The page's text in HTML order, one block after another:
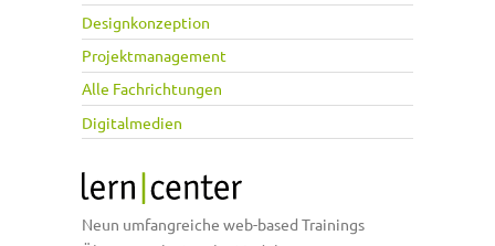
Designkonzeption
Projektmanagement
Alle Fachrichtungen
Digitalmedien
Neun umfangreiche web-based Trainings